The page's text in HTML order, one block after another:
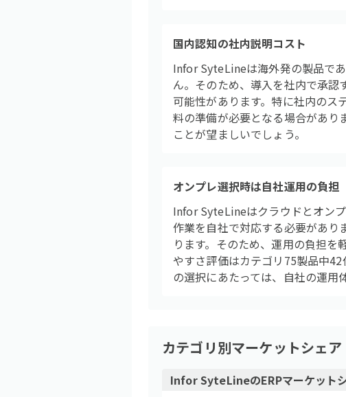
国内認知の社内説明コスト
Infor SyteLineは海外発の製品で
ん。そのため、導入を社内で承
可能性があります。特に社内のス
料の準備が必要となる場合があり
ことが望ましいでしょう。
オンプレ選択時は自社運用の負担
Infor SyteLineはクラウドとオン
作業を自社で対応する必要があり
ります。そのため、運用の負担
やすさ評価はカテゴリ75製品中
の選択にあたっては、自社の運用
カテゴリ別マーケットシェア
Infor SyteLineのERPマーケット